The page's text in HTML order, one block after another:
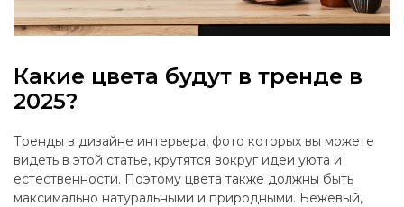
Какие цвета будут в тренде в
2025?
Тренды в дизайне интерьера, фото которых вы можете
видеть в этой статье, крутятся вокруг идеи уюта и
естественности. Поэтому цвета также должны быть
максимально натуральными и природными. Бежевый,